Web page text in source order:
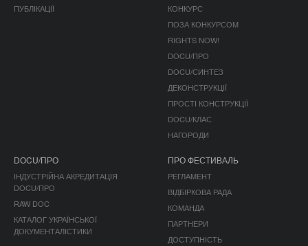
ПУБЛІКАЦІЇ
КОНКУРС
ПОЗА КОНКУРСОМ
RIGHTS NOW!
DOCU/ПРО
DOCU/СИНТЕЗ
ДЕКОНСТРУКЦІЇ
ПРОСТІ КОНСТРУКЦІЇ
DOCU/КЛАС
НАГОРОДИ
DOCU/ПРО
ІНДУСТРІЙНА АКРЕДИТАЦІЯ
DOCU/ПРО
RAW DOC
КАТАЛОГ УКРАЇНСЬКОЇ
ДОКУМЕНТАЛІСТИКИ
ПРО ФЕСТИВАЛЬ
РЕГЛАМЕНТ
ВІДБІРКОВА РАДА
КОМАНДА
ПАРТНЕРИ
ДОСТУПНІСТЬ